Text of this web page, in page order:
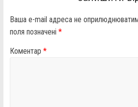
Ваша e-mail адреса не
поля позначені *
Коментар *